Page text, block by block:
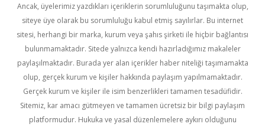
Ancak, üyelerimiz yazdıkları içeriklerin sorumluluğunu taşımakta olup,
siteye üye olarak bu sorumluluğu kabul etmiş sayılırlar. Bu internet
sitesi, herhangi bir marka, kurum veya şahıs şirketi ile hiçbir bağlantısı
bulunmamaktadır. Sitede yalnızca kendi hazırladığımız makaleler
paylaşılmaktadır. Burada yer alan içerikler haber niteliği taşımamakta
olup, gerçek kurum ve kişiler hakkında paylaşım yapılmamaktadır.
Gerçek kurum ve kişiler ile isim benzerlikleri tamamen tesadüfidir.
Sitemiz, kar amacı gütmeyen ve tamamen ücretsiz bir bilgi paylaşım
platformudur. Hukuka ve yasal düzenlemelere aykırı olduğunu